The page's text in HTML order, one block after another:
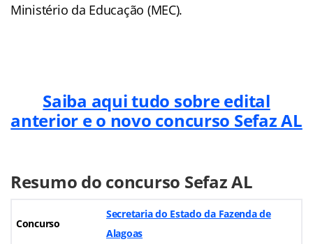
Ministério da Educação (MEC).
Saiba aqui tudo sobre edital
anterior e o novo concurso Sefaz AL
Resumo do concurso Sefaz AL
Concurso
Secretaria do Estado da Fazenda de
Alagoas